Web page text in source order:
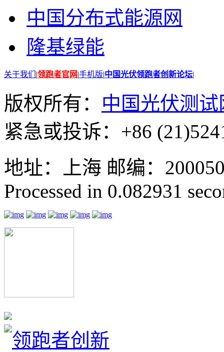
中国分布式能源网
隆基绿能
关于我们 |领跑者官网|手机版|中国光伏领跑者创新论坛|
版权所有： 中国光伏测试
紧急或投诉：+86
地址：上海 邮编：
Processed in 0.082931